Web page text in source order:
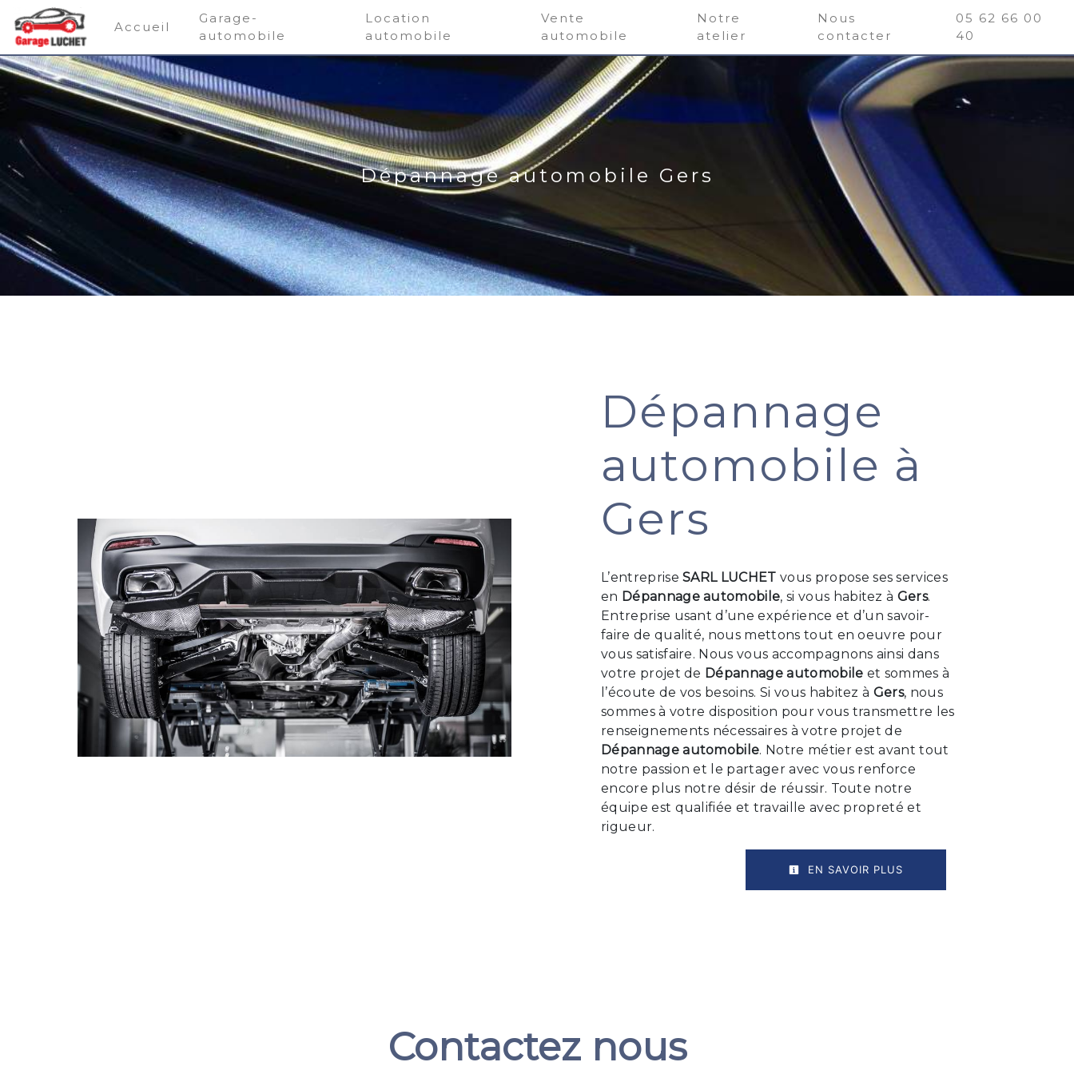
Panneau de gestion des cookies
Accueil
Garage-
automobile
Location
automobile
Vente
automobile
Notre
atelier
Nous
contacter
05 62 66 00
40
Dépannage automobile Gers
Dépannage
automobile à
Gers
L’entrepriseSARL LUCHET vous propose ses services
en Dépannage automobile, si vous habitez à Gers.
Entreprise usant d’une expérience et d’un savoir-
faire de qualité, nous mettons tout en oeuvre pour
vous satisfaire. Nous vous accompagnons ainsi dans
votre projet de Dépannage automobile et sommes à
l’écoute de vos besoins. Si vous habitez à Gers, nous
sommes à votre disposition pour vous transmettre les
renseignements nécessaires à votre projet de
Dépannage automobile. Notre métier est avant tout
notre passion et le partager avec vous renforce
encore plus notre désir de réussir. Toute notre
équipe est qualifiée et travaille avec propreté et
rigueur.
EN SAVOIR PLUS
Contactez nous